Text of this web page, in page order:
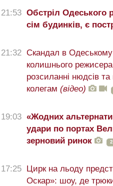
21:53 Обстріл Одеського
сім будинків, є
21:32 Скандал в Одеському
колишнього
розсиланні нюдсів
колегам (відео)
19:03 «Жодних
удари по портах
зерновий ринок
17:25 Цирк на льоду
Оскар»: шоу, де